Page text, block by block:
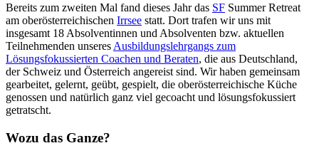
Bereits zum zweiten Mal fand dieses Jahr das SF Summer Retreat
am oberösterreichischen Irrsee statt. Dort trafen wir uns mit
insgesamt 18 Absolventinnen und Absolventen bzw. aktuellen
Teilnehmenden unseres Ausbildungslehrgangs zum
Lösungsfokussierten Coachen und Beraten, die aus Deutschland,
der Schweiz und Österreich angereist sind. Wir haben gemeinsam
gearbeitet, gelernt, geübt, gespielt, die oberösterreichische Küche
genossen und natürlich ganz viel gecoacht und lösungsfokussiert
getratscht.
Wozu das Ganze?